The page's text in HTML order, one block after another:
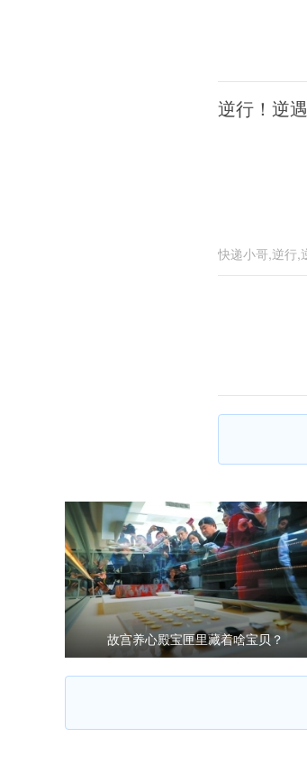
逆行！逆
快递小哥,逆行,
故宫养心殿宝匣里藏着啥宝贝？